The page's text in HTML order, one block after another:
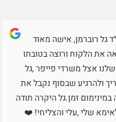
גל רוברמן, אישה מאוד
את הלקוח ורוצה בטובתו
אצל משרדי פייפר ,גל
ולהרגיע שבסוף נקבל את
זמן.גל היקרה תודה
שלי ,עלי והצליחי! ❤️